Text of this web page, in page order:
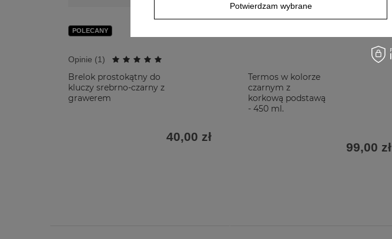
POLECANY
Opinie (1)
Brelok prostokątny do
kluczy srebrno-czarny z
grawerem
40,00 zł
Termos w kolorze
czarnym z
korkową podstawą
- 450 ml.
99,00 zł
Potwierdzam wybrane